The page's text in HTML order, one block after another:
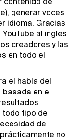
generar voces
idioma. Gracias
al inglés
creadores y las
en todo el
el habla del
basada en el
todo tipo de
de
no